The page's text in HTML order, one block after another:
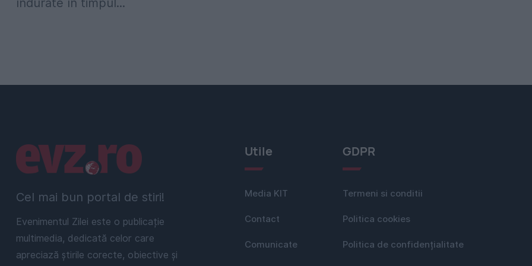
îndurate în timpul...
Cel mai bun portal de stiri!
Evenimentul Zilei este o publicație
multimedia, dedicată celor care
apreciază știrile corecte, obiective și
Linkuri utile Utile
Media KIT
Contact
Comunicate
GDPR
Termeni si conditii
Politica cookies
Politica de confidențialitate